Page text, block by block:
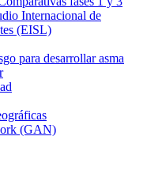
Internacional de
(EISL)
para desarrollar asma
(GAN)